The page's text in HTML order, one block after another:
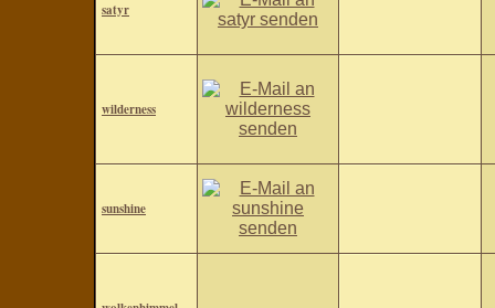
satyr
wilderness
sunshine